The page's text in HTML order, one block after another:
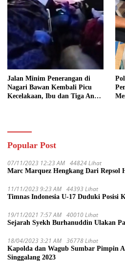
Jalan Minim Penerangan di
Nagari Bawan Kembali Picu
Kecelakaan, Ibu dan Tiga Anak
Popular Post
07/11/2023 12:23 AM 44824 Lihat
Marc Marquez Hengkang Dari Repsol
11/11/2023 9:23 AM 44393 Lihat
Timnas Indonesia U-17 Duduki Posisi
19/11/2021 7:57 AM 40010 Lihat
Sejarah Syekh Burhanuddin Ulakan
18/04/2023 3:21 AM 36778 Lihat
Kapolda dan Wagub Sumbar Pimpin
Singgalang 2023